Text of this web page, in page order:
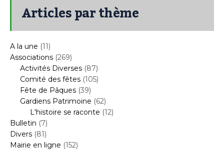
Articles par thème
A la une (11)
Associations (269)
Activités Diverses (87)
Comité des fêtes (105)
Fête de Pâques (39)
Gardiens Patrimoine (62)
L'histoire se raconte (12)
Bulletin (7)
Divers (81)
Mairie en ligne (152)